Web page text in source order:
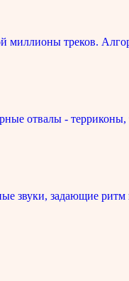
миллионы треков.
отвалы -
звуки, задающие ритм